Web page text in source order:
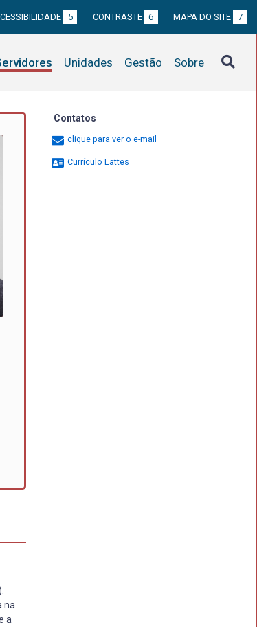
5 CONTRASTE 6 MAPA DO SITE 7
Unidades Gestão Sobre
na
a
Contatos
clique para ver o e-mail
Currículo Lattes